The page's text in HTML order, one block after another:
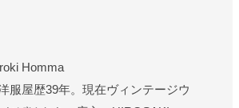
Homma
服屋歴39年。現在ヴィンテージウ